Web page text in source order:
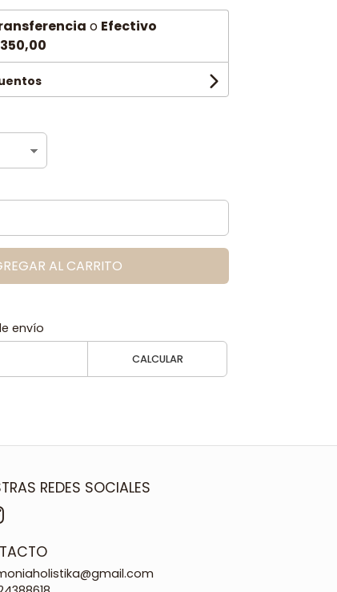
o Efectivo
AL CARRITO
envío
CALCULAR
REDES SOCIALES